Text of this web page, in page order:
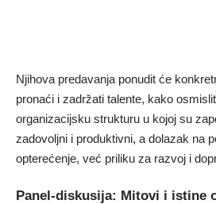
Njihova predavanja ponudit će
pronaći i zadržati talente, kako
organizacijsku strukturu u kojoj su
zadovoljni i produktivni, a dolazak na
opterećenje, već priliku za razvoj i
Panel-diskusija: Mitovi i istine